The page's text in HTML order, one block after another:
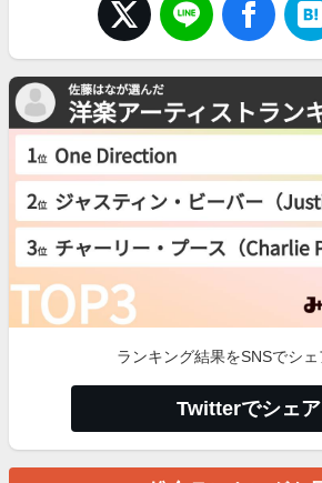
ランキング結果をSNSでシェ
Twitterでシェア